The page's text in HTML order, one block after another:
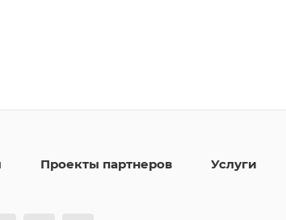
Проекты партнеров Услуги